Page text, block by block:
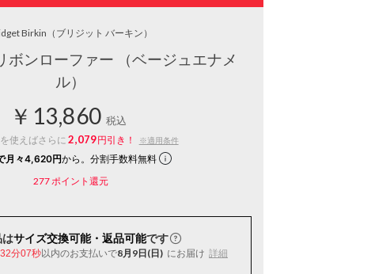
Birkin （ブリジット バーキン）
ボンローファー （ベージュエナメ
ル）
￥13,860 税込
使えばさらに2,079円引き！ ※適用条件
月々4,620円から。分割手数料無料
277ポイント還元
はサイズ交換可能・返品可能です
分06秒以内のお支払いで8月9日(日) にお届け 詳細